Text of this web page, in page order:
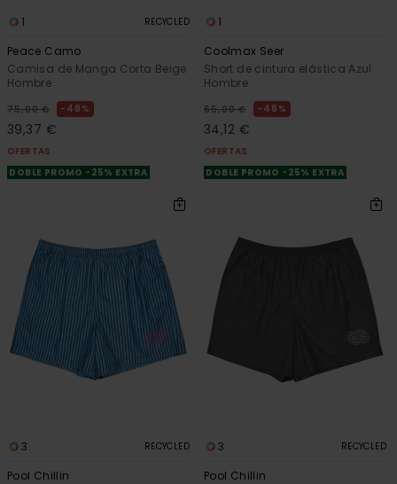
1 RECYCLED
Peace Camo
Camisa de Manga Corta Beige
Hombre
75,00 € 48%
39,37 €
OFERTAS
DOBLE PROMO -25% EXTRA
1
Coolmax Seer
Short de cintura elástica Azul
Hombre
65,00 € 48%
34,12 €
OFERTAS
DOBLE PROMO -25% EXTRA
3 RECYCLED
Pool Chillin
3 RECYCLED
Pool Chillin